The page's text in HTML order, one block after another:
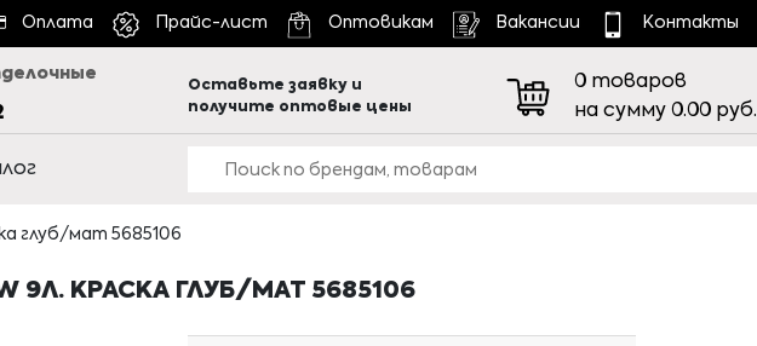
Оплата Прайс-лист Оптовикам Вакансии Контакты
Оставьте заявку и
получите оптовые цены
0 товаров
на сумму 0.00 руб.
глуб/мат 5685106
9Л. КРАСКА ГЛУБ/МАТ 5685106